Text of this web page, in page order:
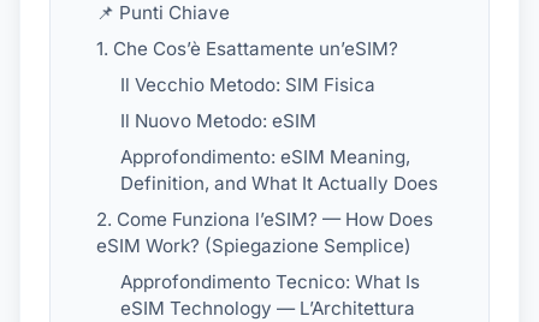
📌 Punti Chiave
1. Che Cos’è Esattamente un’eSIM?
Il Vecchio Metodo: SIM Fisica
Il Nuovo Metodo: eSIM
Approfondimento: eSIM Meaning,
Definition, and What It Actually Does
2. Come Funziona l’eSIM? — How Does
eSIM Work? (Spiegazione Semplice)
Approfondimento Tecnico: What Is
eSIM Technology — L’Architettura